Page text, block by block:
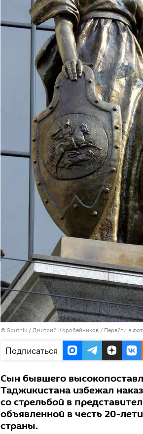
© Sputnik / Дмитрий Коробейников / Перейти в
Подписаться
Сын бывшего
Таджикистана избежал
со стрельбой в
объявленной в честь 20-
страны.